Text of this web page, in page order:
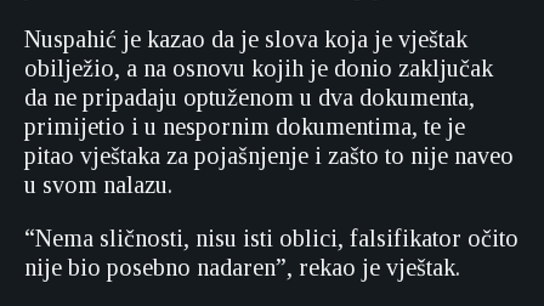
Nuspahić je kazao da je slova koja je vještak
obilježio, a na osnovu kojih je donio zaključak
da ne pripadaju optuženom u dva dokumenta,
primijetio i u nespornim dokumentima, te je
pitao vještaka za pojašnjenje i zašto to nije naveo
u svom nalazu.
“Nema sličnosti, nisu isti oblici, falsifikator očito
nije bio posebno nadaren”, rekao je vještak.